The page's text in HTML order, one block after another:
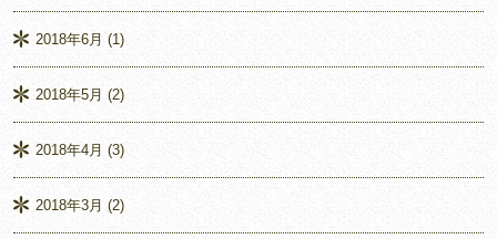
2018年6月 (1)
2018年5月 (2)
2018年4月 (3)
2018年3月 (2)